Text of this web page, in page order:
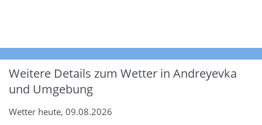
Weitere Details zum Wetter in Andreyevka
und Umgebung
Wetter heute, 09.08.2026